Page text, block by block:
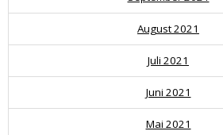
August 2021
Juli 2021
Juni 2021
Mai 2021